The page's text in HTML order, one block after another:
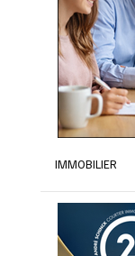
IMMOBILIER